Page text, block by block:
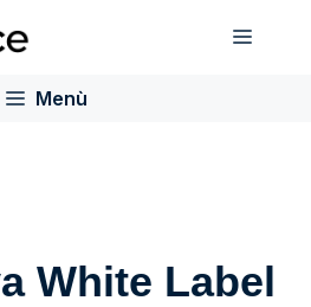
Menù
Menù
White Label